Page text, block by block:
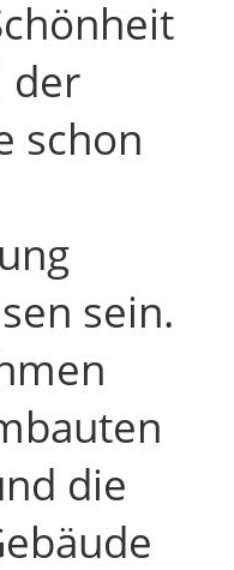
der
schon
sein.
die